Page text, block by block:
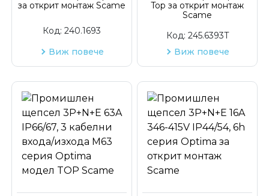
за открит монтаж Scame
Код: 240.1693
Виж повече
Top за открит монтаж
Scame
Код: 245.6393T
Виж повече